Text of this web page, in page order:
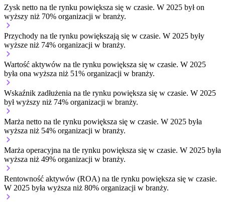
Zysk netto na tle rynku powiększa się w czasie. W 2025 był on
wyższy niż 70% organizacji w branży.
Przychody na tle rynku powiększają się w czasie. W 2025 były
wyższe niż 74% organizacji w branży.
Wartość aktywów na tle rynku powiększa się w czasie. W 2025
była ona wyższa niż 51% organizacji w branży.
Wskaźnik zadłużenia na tle rynku powiększa się w czasie. W 2025
był wyższy niż 74% organizacji w branży.
Marża netto na tle rynku powiększa się w czasie. W 2025 była
wyższa niż 54% organizacji w branży.
Marża operacyjna na tle rynku powiększa się w czasie. W 2025 była
wyższa niż 49% organizacji w branży.
Rentowność aktywów (ROA) na tle rynku powiększa się w czasie.
W 2025 była wyższa niż 80% organizacji w branży.